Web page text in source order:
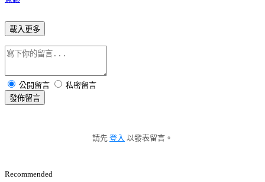
載入更多
公開留言
私密留言
發佈留言
請先 登入 以發表留言。
Recommended